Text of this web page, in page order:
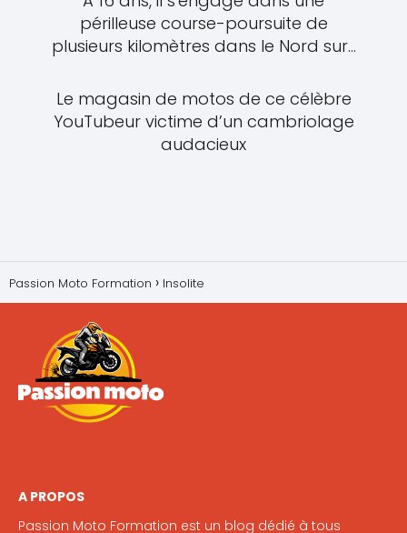
périlleuse course-poursuite de
plusieurs kilomètres dans le Nord sur...
Le magasin de motos de ce célèbre
YouTubeur victime d’un cambriolage
audacieux
Passion Moto Formation Insolite
A PROPOS
Passion Moto Formation est un blog dédié à tous